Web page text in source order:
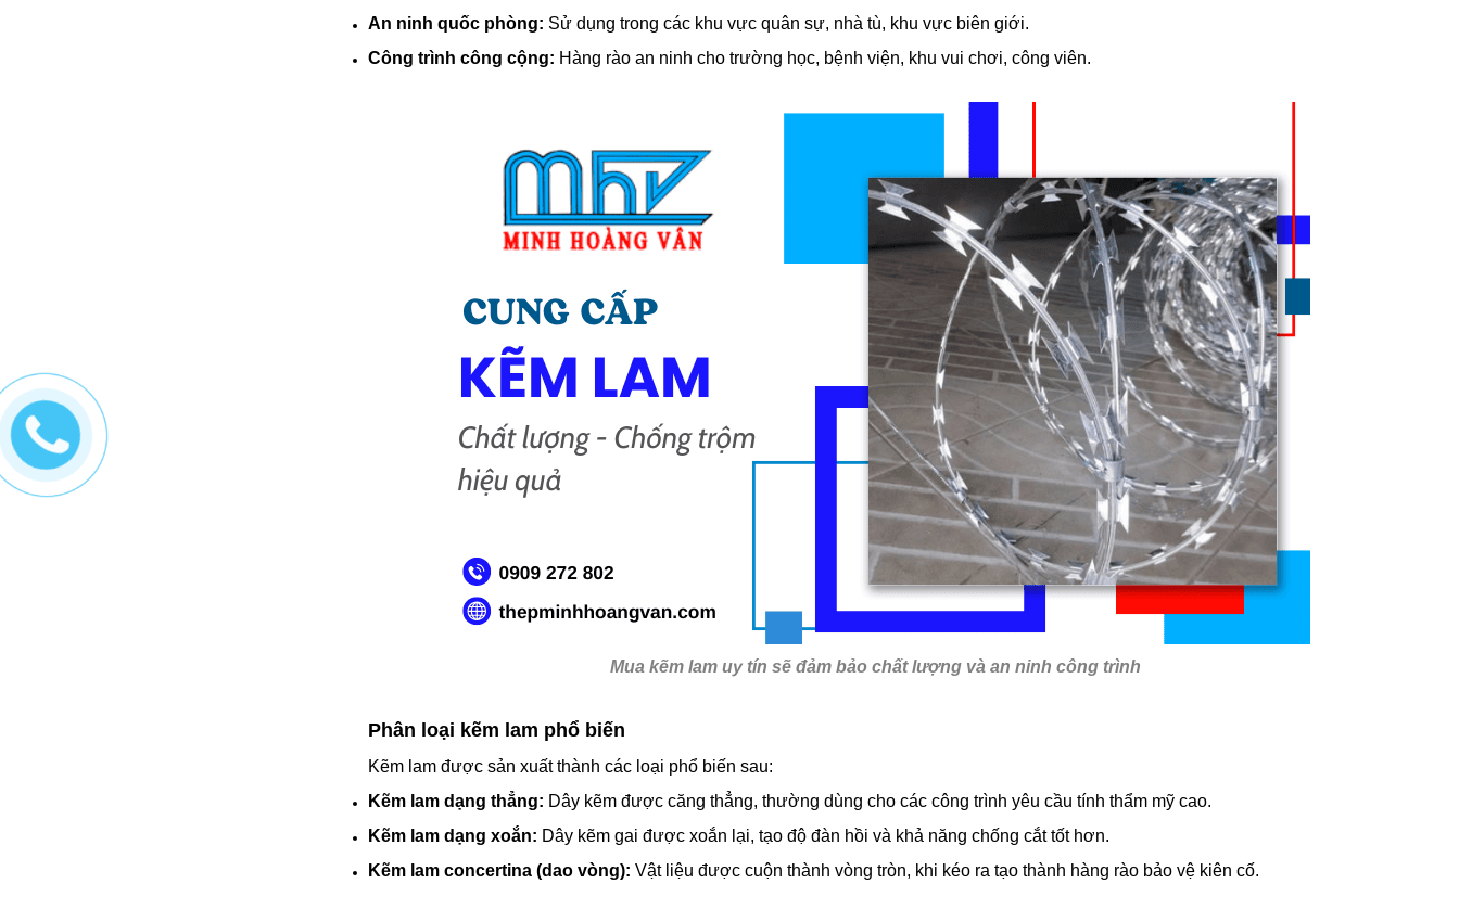
An ninh quốc phòng: Sử dụng trong các khu vực quân sự, nhà tù, khu vực biên giới.
Công trình công cộng: Hàng rào an ninh cho trường học, bệnh viện, khu vui chơi, công viên.
Mua kẽm lam uy tín sẽ đảm bảo chất lượng và an ninh công trình
Phân loại kẽm lam phổ biến
Kẽm lam được sản xuất thành các loại phổ biến sau:
Kẽm lam dạng thẳng: Dây kẽm được căng thẳng, thường dùng cho các công trình yêu cầu tính thẩm mỹ cao.
Kẽm lam dạng xoắn: Dây kẽm gai được xoắn lại, tạo độ đàn hồi và khả năng chống cắt tốt hơn.
Kẽm lam concertina (dao vòng): Vật liệu được cuộn thành vòng tròn, khi kéo ra tạo thành hàng rào bảo vệ kiên cố.